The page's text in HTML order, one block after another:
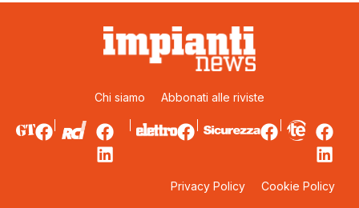
Chi siamo Abbonati alle riviste
Privacy Policy Cookie Policy